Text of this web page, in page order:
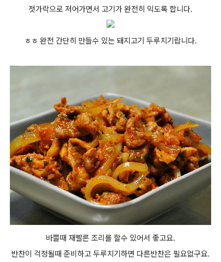
젓가락으로 저어가면서 고기가 완전히 익도록 합니다.
ㅎㅎ 완전 간단히 만들수 있는 돼지고기 두루치기랍니다.
바쁠때 재빨른 조리를 할수 있어서 좋고요.
반찬이 걱정될때 준비하고 두루치기하면 다른반찬은 필요없구요.